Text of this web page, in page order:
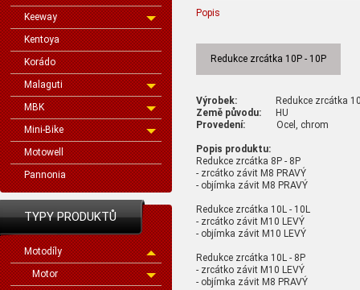
Keeway
Kentoya
Korádo
Malaguti
MBK
Mini-Bike
Motowell
Pannonia
TYPY PRODUKTŮ
Motodíly
Motor
Popis
Redukce zrcátka 10P - 10P
Výrobek: Redukce zrcátka
Země původu: HU
Provedení: Ocel, chrom
Popis produktu:
Redukce zrcátka 8P - 8P
- zrcátko závit M8 PRAVÝ
- objímka závit M8 PRAVÝ
Redukce zrcátka 10L - 10L
- zrcátko závit M10 LEVÝ
- objímka závit M10 LEVÝ
Redukce zrcátka 10L - 8P
- zrcátko závit M10 LEVÝ
- objímka závit M8 PRAVÝ